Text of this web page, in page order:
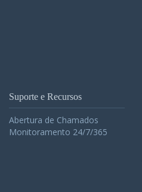
Suporte e Recursos
Abertura de Chamados
Monitoramento 24/7/365